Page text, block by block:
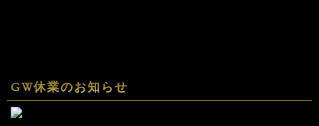
GW休業のお知らせ